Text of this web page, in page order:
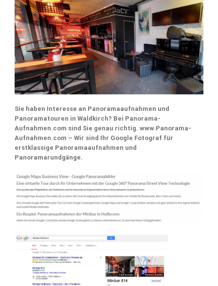
Sie haben Interesse an Panoramaaufnahmen und
Panoramatouren in Waldkirch? Bei Panorama-
Aufnahmen.com sind Sie genau richtig. www.Panorama-
Aufnahmen.com – Wir sind Ihr Google Fotograf für
erstklassige Panoramaaufnahmen und
Panoramarundgänge.